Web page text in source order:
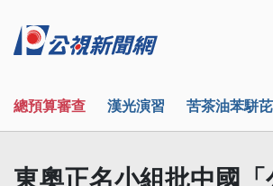
總預算審查 漢光演習 苦茶油苯駢
東奧正名小組批中國「